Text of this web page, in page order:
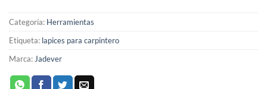
Categoría: Herramientas
Etiqueta: lapices para carpintero
Marca:Jadever